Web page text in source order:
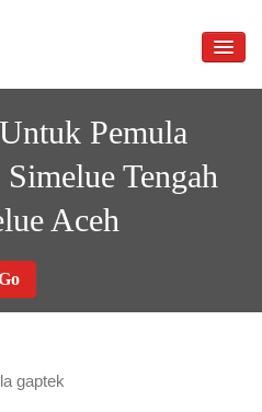
Pemula
Tengah
Aceh